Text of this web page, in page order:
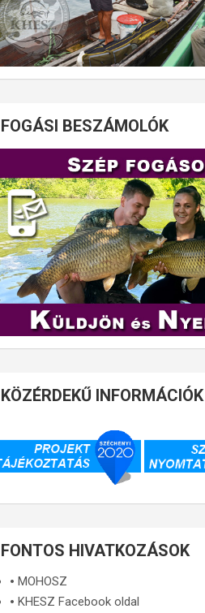
FOGÁSI BESZÁMOLÓK
KÖZÉRDEKŰ INFORMÁCIÓK
FONTOS HIVATKOZÁSOK
🞄MOHOSZ
🞄KHESZ Facebook oldal